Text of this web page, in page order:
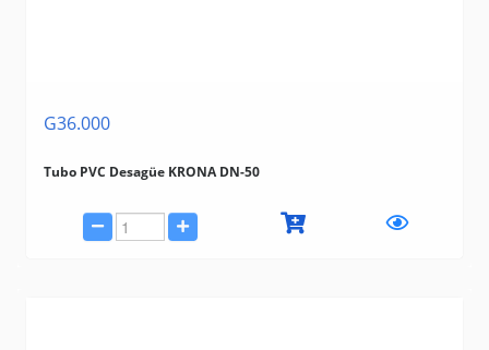
G36.000
Tubo PVC Desagüe KRONA DN-50